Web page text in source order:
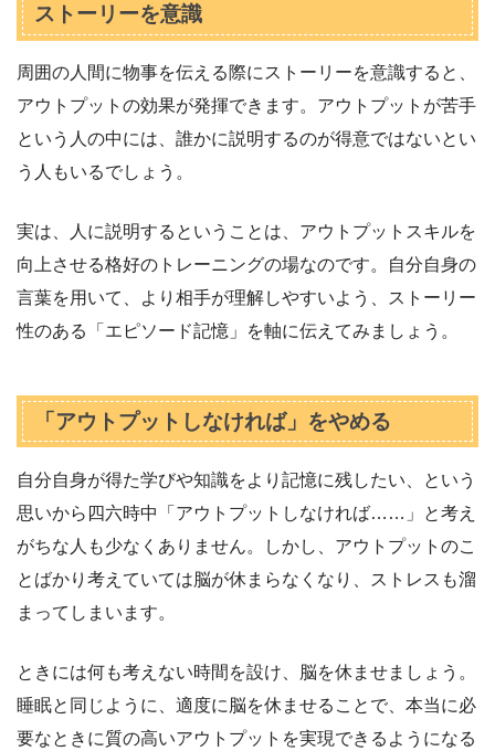
ストーリーを意識
周囲の人間に物事を伝える際にストーリーを意識すると、
アウトプットの効果が発揮できます。アウトプットが苦手
という人の中には、誰かに説明するのが得意ではないとい
う人もいるでしょう。
実は、人に説明するということは、アウトプットスキルを
向上させる格好のトレーニングの場なのです。自分自身の
言葉を用いて、より相手が理解しやすいよう、ストーリー
性のある「エピソード記憶」を軸に伝えてみましょう。
「アウトプットしなければ」をやめる
自分自身が得た学びや知識をより記憶に残したい、という
思いから四六時中「アウトプットしなければ……」と考え
がちな人も少なくありません。しかし、アウトプットのこ
とばかり考えていては脳が休まらなくなり、ストレスも溜
まってしまいます。
ときには何も考えない時間を設け、脳を休ませましょう。
睡眠と同じように、適度に脳を休ませることで、本当に必
要なときに質の高いアウトプットを実現できるようになる